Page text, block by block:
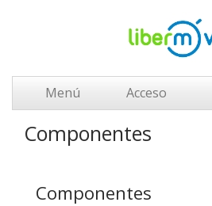
Menú Acceso
Componentes
Componentes